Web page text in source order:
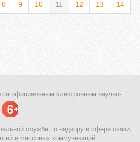
8 9 10 11 12 13 14
официальным электронным научно-
службе по надзору в сфере связи,
и массовых коммуникаций.